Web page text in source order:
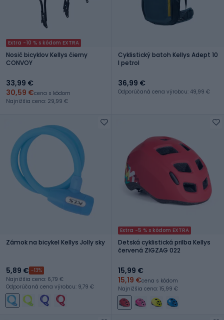
Extra -10 % s kódom EXTRA
Nosič bicyklov Kellys čierny
CONVOY
33,99 €
30,59 €cena s kódom
Najnižšia cena: 29,99 €
Cyklistický batoh Kellys Adept 10
l petrol
36,99 €
Odporúčaná cena výrobcu: 49,99 €
Zámok na bicykel Kellys Jolly sky
5,89 € -13%
Najnižšia cena: 6,79 €
Odporúčaná cena výrobcu: 9,79 €
Extra -5 % s kódom EXTRA
Detská cyklistická prilba Kellys
červená ZIGZAG 022
15,99 €
15,19 €cena s kódom
Najnižšia cena: 15,99 €